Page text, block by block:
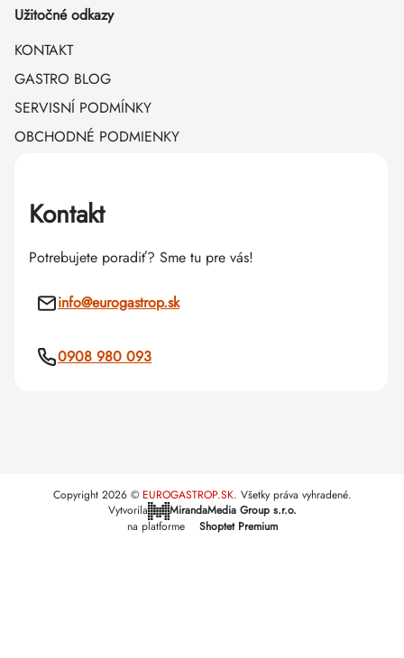
Užitočné odkazy
KONTAKT
GASTRO BLOG
SERVISNÍ PODMÍNKY
OBCHODNÉ PODMIENKY
Kontakt
Potrebujete poradiť? Sme tu pre vás!
info@eurogastrop.sk
0908 980 093
Vytvorila
MirandaMedia Group s.r.o.
na platforme
Shoptet Premium
Copyright 2026 EUROGASTROP.SK. Všetky práva vyhradené.